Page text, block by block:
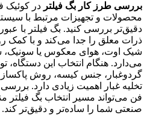
بررسی طرز کار بگ فیلتر در کوئیک
محصولات و تجهیزات مرتبط با
دقیق‌تر بررسی کنید. بگ فیلتر با
ذرات معلق را جدا می‌کند و با کمک
شیک اوت، هوای معکوس یا سونیک،
می‌دارد. هنگام انتخاب این دستگاه،
گردوغبار، جنس کیسه، روش
تخلیه غبار اهمیت زیادی دارد.
فن می‌تواند مسیر انتخاب بگ فیلتر
صنعتی شما را ساده‌تر و دقیق‌تر کند.